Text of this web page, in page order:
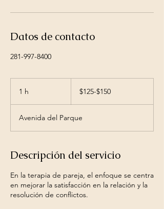
Datos de contacto
281-997-8400
1 h $125-$150
Avenida del Parque
Descripción del servicio
En la terapia de pareja, el enfoque se centra
en mejorar la satisfacción en la relación y la
resolución de conflictos.